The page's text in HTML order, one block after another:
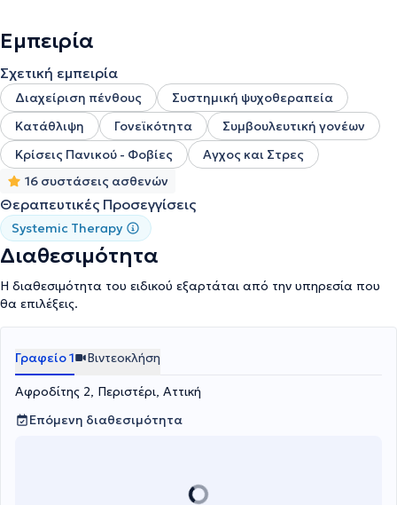
Εμπειρία
Σχετική εμπειρία
Διαχείριση πένθους
Συστημική ψυχοθεραπεία
Κατάθλιψη
Γονεϊκότητα
Συμβουλευτική γονέων
Κρίσεις Πανικού - Φοβίες
Αγχος και Στρες
16 συστάσεις ασθενών
Θεραπευτικές Προσεγγίσεις
Systemic Therapy
Διαθεσιμότητα
Η διαθεσιμότητα του ειδικού εξαρτάται από την υπηρεσία που
θα επιλέξεις.
Γραφείο 1 Βιντεοκλήση
Αφροδίτης 2, Περιστέρι, Αττική
Επόμενη διαθεσιμότητα